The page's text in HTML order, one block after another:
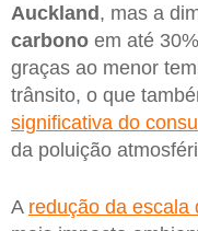
Auckland, mas a
carbono em até
graças ao menor
trânsito, o que
significativa do
da poluição
A redução da escala